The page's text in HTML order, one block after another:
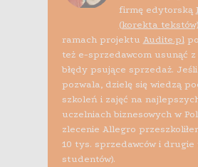
firmę edytorską
(korekta tekstów)
ramach projektu Audite.pl
też e-sprzedawcom usunąć
błędy psujące sprzedaż.
pozwala, dzielę się wiedzą
szkoleń i zajęć na
uczelniach biznesowych w
zlecenie Allegro
10 tys. sprzedawców i drugie
studentów).